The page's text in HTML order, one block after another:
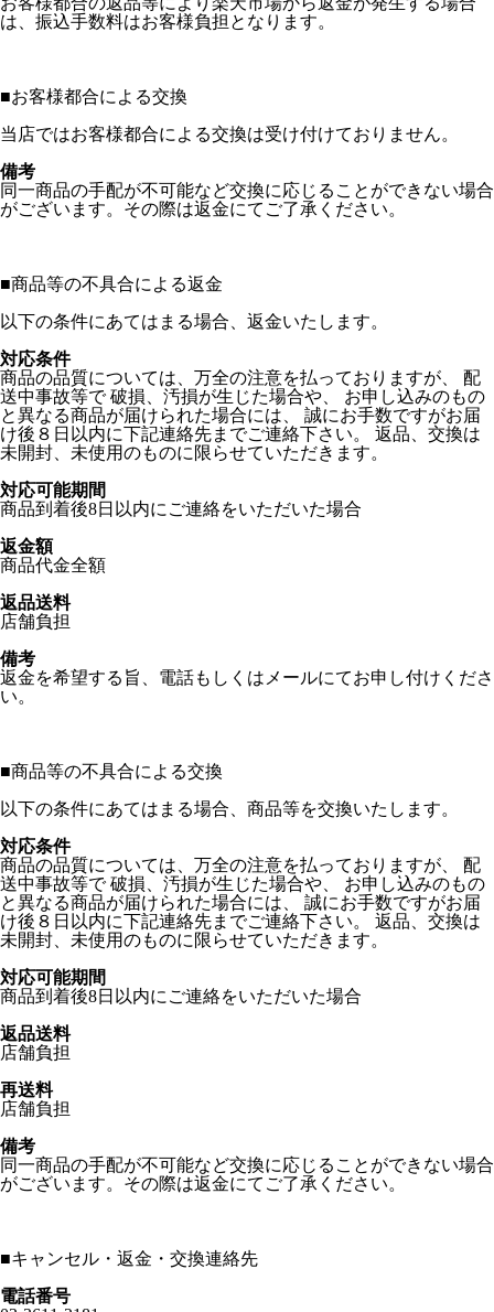
は、振込手数料はお客様負担となります。
■お客様都合による交換
当店ではお客様都合による交換は受け付けておりません。
備考
同一商品の手配が不可能など交換に応じることができない場合
がございます。その際は返金にてご了承ください。
■商品等の不具合による返金
以下の条件にあてはまる場合、返金いたします。
対応条件
商品の品質については、万全の注意を払っておりますが、 配
送中事故等で 破損、汚損が生じた場合や、 お申し込みのもの
と異なる商品が届けられた場合には、 誠にお手数ですがお届
け後８日以内に下記連絡先までご連絡下さい。 返品、交換は
未開封、未使用のものに限らせていただきます。
対応可能期間
商品到着後8日以内にご連絡をいただいた場合
返金額
商品代金全額
返品送料
店舗負担
備考
返金を希望する旨、電話もしくはメールにてお申し付けくださ
い。
■商品等の不具合による交換
以下の条件にあてはまる場合、商品等を交換いたします。
対応条件
商品の品質については、万全の注意を払っておりますが、 配
送中事故等で 破損、汚損が生じた場合や、 お申し込みのもの
と異なる商品が届けられた場合には、 誠にお手数ですがお届
け後８日以内に下記連絡先までご連絡下さい。 返品、交換は
未開封、未使用のものに限らせていただきます。
対応可能期間
商品到着後8日以内にご連絡をいただいた場合
返品送料
店舗負担
再送料
店舗負担
備考
同一商品の手配が不可能など交換に応じることができない場合
がございます。その際は返金にてご了承ください。
■キャンセル・返金・交換連絡先
電話番号